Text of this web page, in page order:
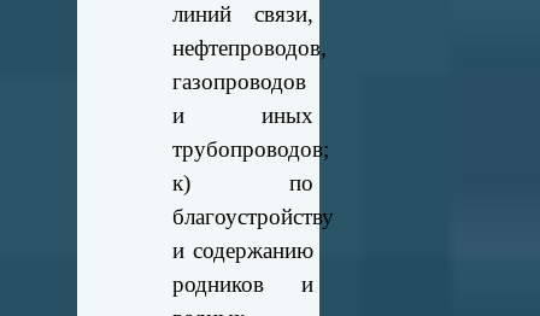
линий связи,
нефтепроводов,
газопроводов
и иных
трубопроводов;
к) по
благоустройству
и содержанию
родников и